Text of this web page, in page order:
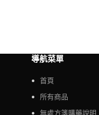
導航菜單
首頁
所有商品
無處方箋購藥說明